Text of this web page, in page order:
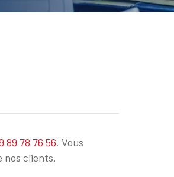
89 78 76 56. Vous
nos clients.